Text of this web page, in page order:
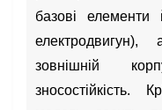
базові елементи
зовнішній
зносостійкість.